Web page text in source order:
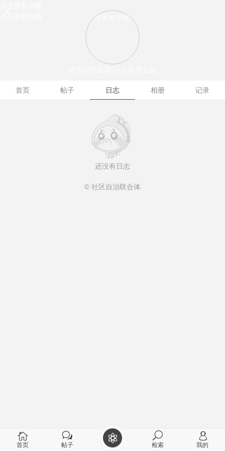
点击重新加载
首页 帖子 日志 相册 记录
还没有日志
© 社区自治联合体
首页 帖子 检索 我的